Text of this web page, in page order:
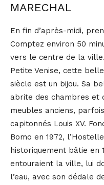
MARECHAL
En fin d’après-midi,
Comptez environ 50
vers le centre de la
Petite Venise, cette
siècle est un bijou. Sa
abrite des chambres et
meubles anciens,
capitonnés Louis XV.
Bomo en 1972,
historiquement bâtie en
entouraient la ville, lui
l’eau, avec son dédale